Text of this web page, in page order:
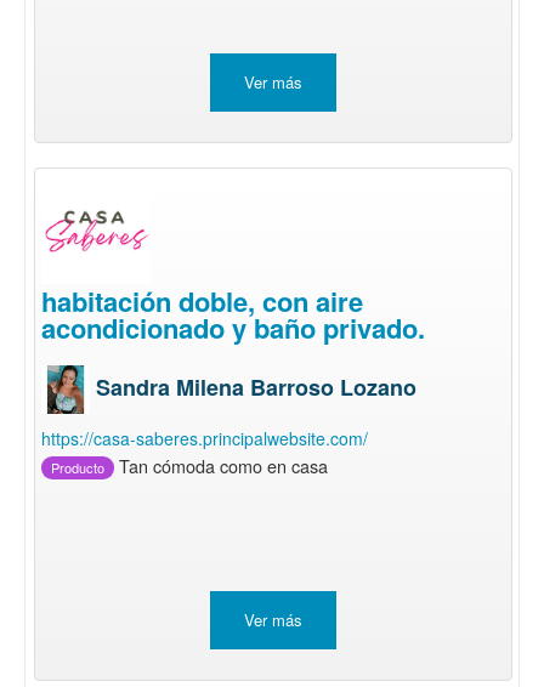
Ver más
habitación doble, con aire
acondicionado y baño privado.
Sandra Milena Barroso Lozano
https://casa-saberes.principalwebsite.com/
Producto Tan cómoda como en casa
Ver más